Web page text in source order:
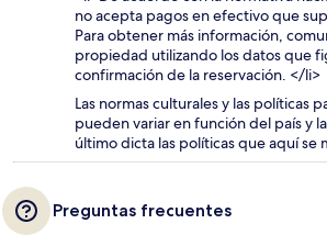
no acepta pagos en efectivo que
Para obtener más información,
propiedad utilizando los datos que
confirmación de la reservación. </li>
Las normas culturales y las políticas
pueden variar en función del país y
último dicta las políticas que aquí se
Preguntas frecuentes